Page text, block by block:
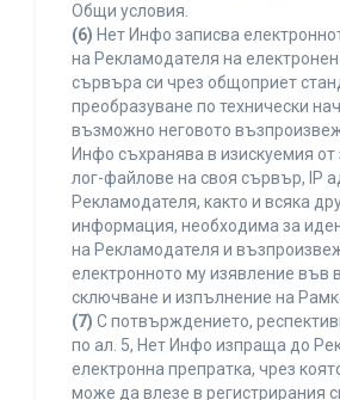
Общи условия.
(6) Нет Инфо записва
на Рекламодателя на електронен
сървъра си чрез общоприет
преобразуване по технически
възможно неговото
Инфо съхранява в изискуемия от
лог-файлове на своя сървър, IP
Рекламодателя, както и всяка
информация, необходима за
на Рекламодателя и
електронното му изявление във
сключване и изпълнение на
(7) С потвърждението,
по ал. 5, Нет Инфо изпраща до
електронна препратка, чрез
може да влезе в регистрирания